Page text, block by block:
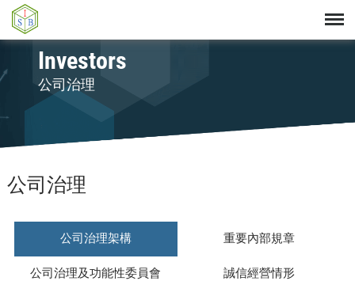
Investors
公司治理
公司治理
公司治理架構 重要內部規章
公司治理及功能性委員會
誠信經營情形